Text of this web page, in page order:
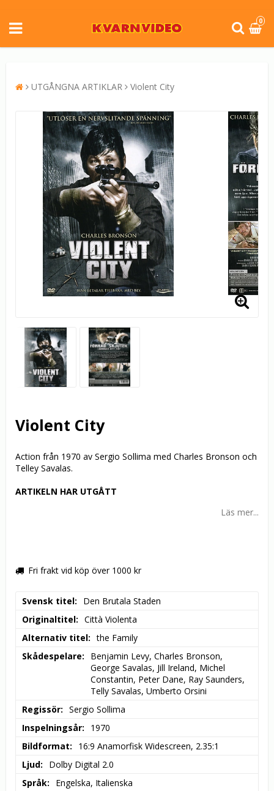
0
UTGÅNGNA ARTIKLAR Violent City
Violent City
Action från 1970 av Sergio Sollima med Charles Bronson och
Telley Savalas.
ARTIKELN HAR UTGÅTT
Läs mer...
Fri frakt vid köp över 1000 kr
Svensk titel
Den Brutala Staden
Originaltitel
Città Violenta
Alternativ titel
the Family
Skådespelare
Benjamin Levy, Charles Bronson,
George Savalas, Jill Ireland, Michel
Constantin, Peter Dane, Ray Saunders,
Telly Savalas, Umberto Orsini
Regissör
Sergio Sollima
Inspelningsår
1970
Bildformat
16:9 Anamorfisk Widescreen, 2.35:1
Ljud
Dolby Digital 2.0
Språk
Engelska, Italienska